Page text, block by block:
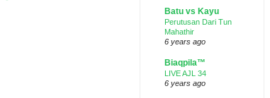
Batu vs Kayu
Perutusan Dari Tun
Mahathir
6 years ago
Biaqpila™
LIVE AJL 34
6 years ago